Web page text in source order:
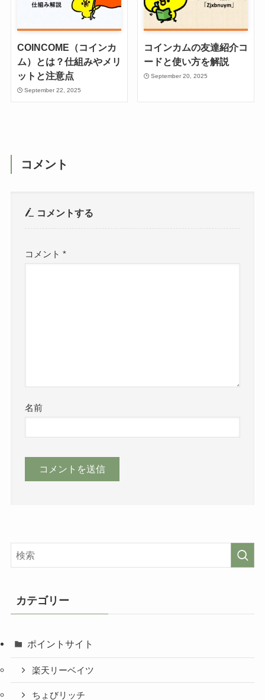
COINCOME（コインカ
ム）とは？仕組みやメリ
ットと注意点
September 22, 2025
コインカムの友達紹介コ
ードと使い方を解説
September 20, 2025
コメント
コメントする
コメント*
名前
カテゴリー
ポイントサイト
楽天リーベイツ
ちょびリッチ